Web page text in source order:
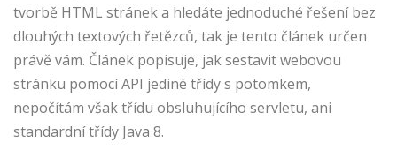
tvorbě HTML stránek a hledáte jednoduché řešení bez
dlouhých textových řetězců, tak je tento článek určen
právě vám. Článek popisuje, jak sestavit webovou
stránku pomocí API jediné třídy s potomkem,
nepočítám však třídu obsluhujícího servletu, ani
standardní třídy Java 8.